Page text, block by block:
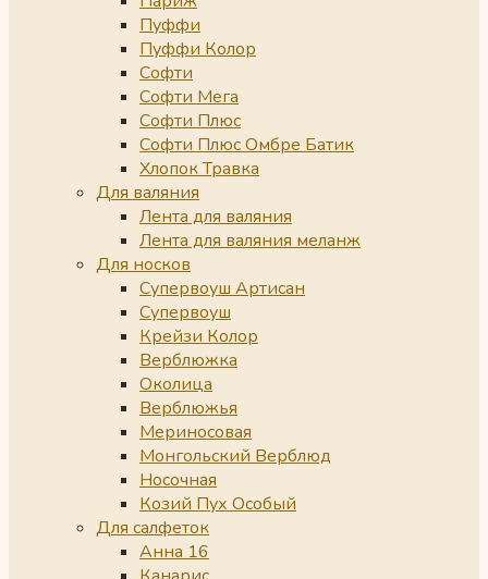
Пуффи
Пуффи Колор
Софти
Софти Мега
Софти Плюс
Софти Плюс Омбре Батик
Хлопок Травка
Для валяния
Лента для валяния
Лента для валяния меланж
Для носков
Супервоуш Артисан
Супервоуш
Крейзи Колор
Верблюжка
Околица
Верблюжья
Мериносовая
Монгольский Верблюд
Носочная
Козий Пух Особый
Для салфеток
Анна 16